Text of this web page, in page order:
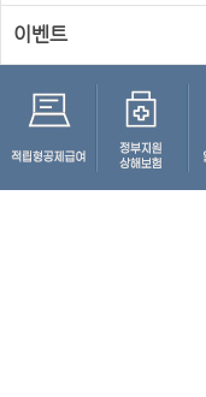
이벤트